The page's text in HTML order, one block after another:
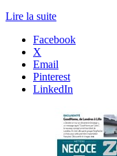
Lire la suite
Facebook
X
Email
Pinterest
LinkedIn